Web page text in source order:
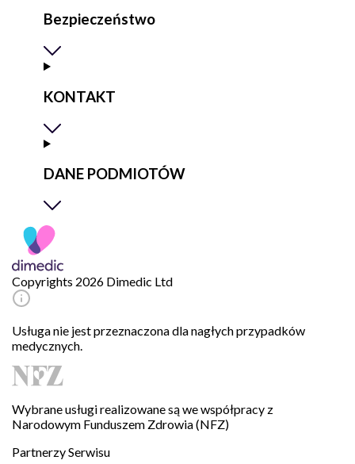
Bezpieczeństwo
KONTAKT
DANE PODMIOTÓW
Copyrights 2026 Dimedic Ltd
Usługa nie jest przeznaczona dla nagłych przypadków
medycznych.
Wybrane usługi realizowane są we współpracy z
Narodowym Funduszem Zdrowia (NFZ)
Partnerzy Serwisu